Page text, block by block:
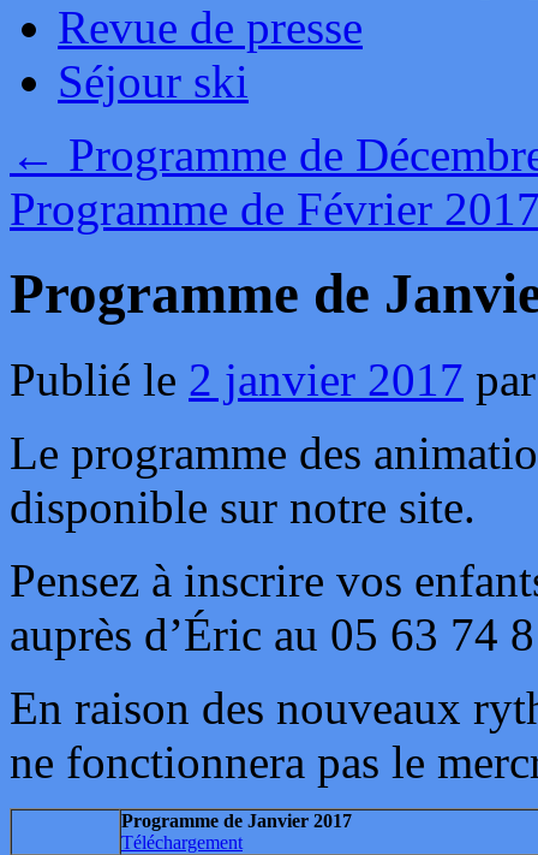
Revue de presse
Séjour ski
← Programme de
Programme de Février
Programme de
Publié le 2 janvier 2017 par
Le programme des
disponible sur notre site.
Pensez à inscrire vos
auprès d’Éric au 05 63 74
En raison des nouveaux
ne fonctionnera pas le
Programme de Janvier 2017
Téléchargement